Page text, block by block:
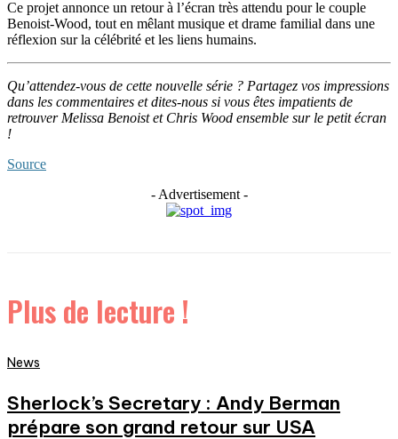
Ce projet annonce un retour à l’écran très attendu pour le couple
Benoist-Wood, tout en mêlant musique et drame familial dans une
réflexion sur la célébrité et les liens humains.
Qu’attendez-vous de cette nouvelle série ? Partagez vos impressions
dans les commentaires et dites-nous si vous êtes impatients de
retrouver Melissa Benoist et Chris Wood ensemble sur le petit écran
!
Source
- Advertisement -
Plus de lecture !
News
Sherlock’s Secretary : Andy Berman
prépare son grand retour sur USA